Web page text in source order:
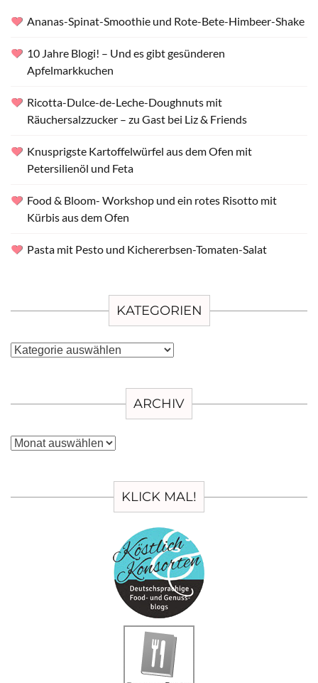
Ananas-Spinat-Smoothie und Rote-Bete-Himbeer-Shake
10 Jahre Blogi! – Und es gibt gesünderen
Apfelmarkkuchen
Ricotta-Dulce-de-Leche-Doughnuts mit
Räuchersalzzucker – zu Gast bei Liz & Friends
Knusprigste Kartoffelwürfel aus dem Ofen mit
Petersilienöl und Feta
Food & Bloom- Workshop und ein rotes Risotto mit
Kürbis aus dem Ofen
Pasta mit Pesto und Kichererbsen-Tomaten-Salat
KATEGORIEN
Kategorien
ARCHIV
Archiv
KLICK MAL!